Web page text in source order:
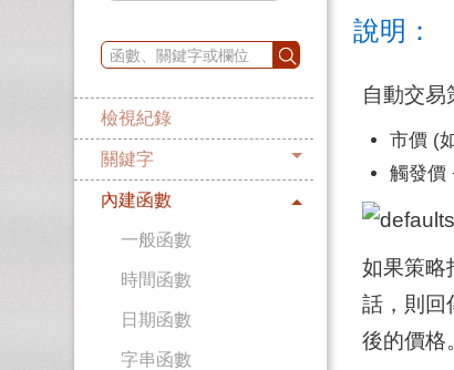
檢視紀錄
關鍵字
內建函數
一般函數
時間函數
日期函數
字串函數
說明：
自動交易
市價 (
觸發價
如果策略
話，則回
後的價格